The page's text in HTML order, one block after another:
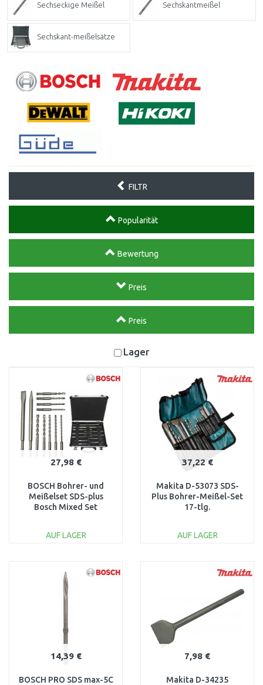
Sechseckige Meißel Sechskantmeißel
Sechskant-meißelsätze
FILTR
Popularität
Bewertung
Preis
Preis
Lager
27,98 €
BOSCH Bohrer- und
Meißelset SDS-plus
Bosch Mixed Set
AUF LAGER
Vergleichen
37,22 €
Makita D-53073 SDS-
Plus Bohrer-Meißel-Set
17-tlg.
AUF LAGER
14,39 €
BOSCH PRO SDS max-5C
7,98 €
Makita D-34235